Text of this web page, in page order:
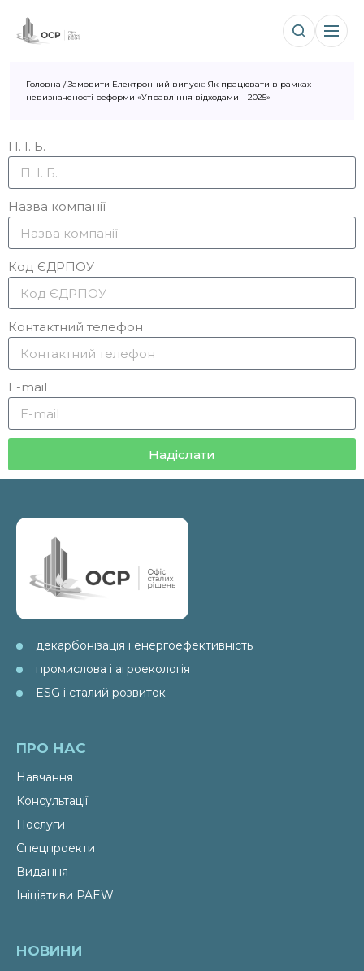
Головна /Замовити Електронний випуск: Як працювати в рамках
невизначеності реформи «Управління відходами – 2025»
П. І. Б.
Назва компанії
Код ЄДРПОУ
Контактний телефон
E-mail
Надіслати
декарбонізація і енергоефективність
промислова і агроекологія
ESG і сталий розвиток
ПРО НАС
Навчання
Консультації
Послуги
Спецпроекти
Видання
Ініціативи PAEW
НОВИНИ